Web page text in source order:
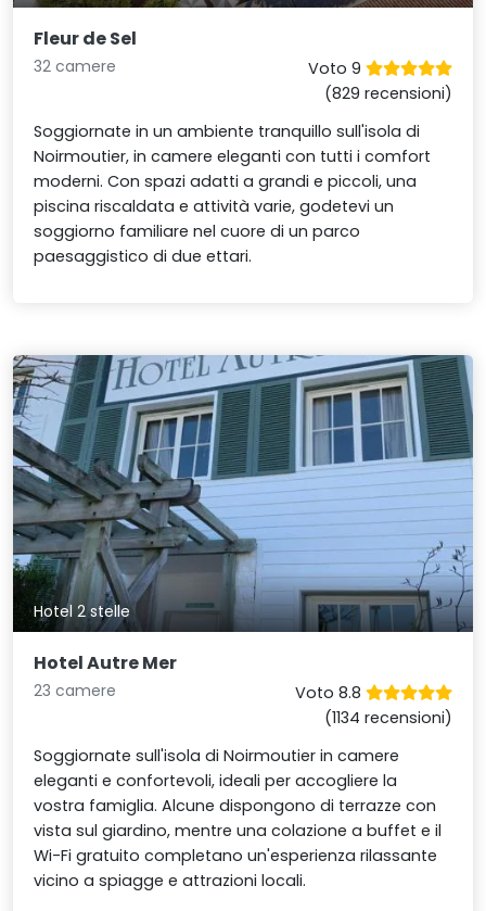
Fleur de Sel
32 camere
Voto 9
(829 recensioni)
Soggiornate in un ambiente tranquillo sull'isola di
Noirmoutier, in camere eleganti con tutti i comfort
moderni. Con spazi adatti a grandi e piccoli, una
piscina riscaldata e attività varie, godetevi un
soggiorno familiare nel cuore di un parco
paesaggistico di due ettari.
Hotel 2 stelle
Hotel Autre Mer
23 camere
Voto 8.8
(1134 recensioni)
Soggiornate sull'isola di Noirmoutier in camere
eleganti e confortevoli, ideali per accogliere la
vostra famiglia. Alcune dispongono di terrazze con
vista sul giardino, mentre una colazione a buffet e il
Wi-Fi gratuito completano un'esperienza rilassante
vicino a spiagge e attrazioni locali.